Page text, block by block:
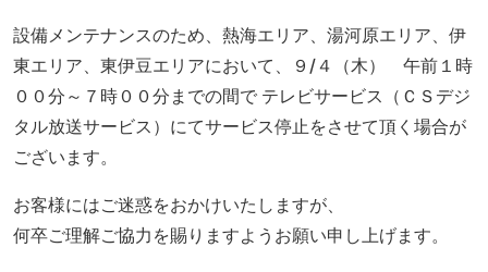
設備メンテナンスのため、熱海エリア、湯河原エリア、伊
東エリア、東伊豆エリアにおいて、９/４（木） 午前１時
００分～７時００分までの間で テレビサービス（ＣＳデジ
タル放送サービス）にてサービス停止をさせて頂く場合が
ございます。
お客様にはご迷惑をおかけいたしますが、
何卒ご理解ご協力を賜りますようお願い申し上げます。